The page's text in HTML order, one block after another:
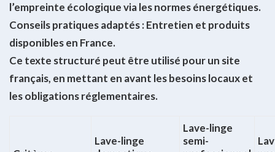
l’empreinte écologique via les normes énergétiques.
Conseils pratiques adaptés : Entretien et produits
disponibles en France.
Ce texte structuré peut être utilisé pour un site
français, en mettant en avant les besoins locaux et
les obligations réglementaires.
Lave-linge
Lave-linge
semi-